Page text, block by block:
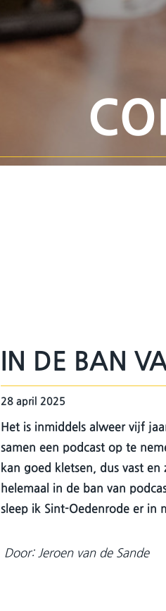
IN DE BAN
28 april 2025
Het is inmiddels alweer vijf
samen een podcast op te
kan goed kletsen, dus vast
helemaal in de ban van
sleep ik Sint-Oedenrode er in
Door: Jeroen van de Sande